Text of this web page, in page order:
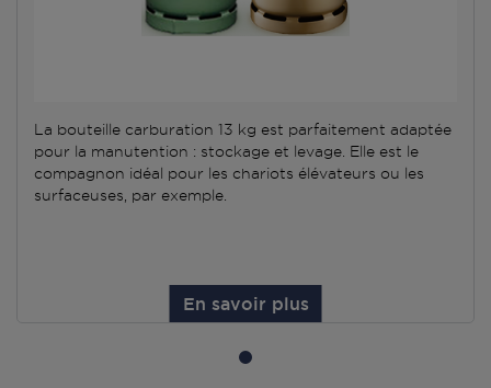
La bouteille carburation 13 kg est parfaitement adaptée
pour la manutention : stockage et levage. Elle est le
compagnon idéal pour les chariots élévateurs ou les
surfaceuses, par exemple.
En savoir plus